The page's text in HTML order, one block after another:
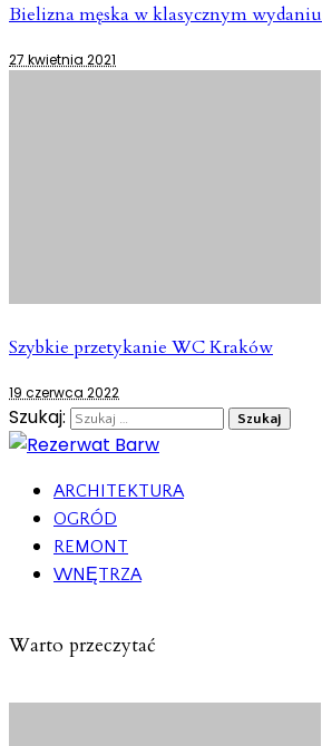
Bielizna męska w klasycznym wydaniu
27 kwietnia 2021
Szybkie przetykanie WC Kraków
19 czerwca 2022
Szukaj:
ARCHITEKTURA
OGRÓD
REMONT
WNĘTRZA
Warto przeczytać